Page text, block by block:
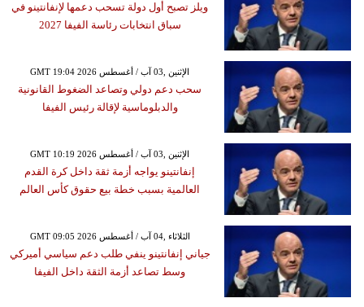
ويلز تصبح أول دولة تسحب دعمها لإنفانتينو في
سباق انتخابات رئاسة الفيفا 2027
GMT 19:04 2026 الإثنين ,03 آب / أغسطس
سحب دعم دولي وتصاعد الضغوط القانونية
والدبلوماسية لإقالة رئيس الفيفا
GMT 10:19 2026 الإثنين ,03 آب / أغسطس
إنفانتينو يواجه أزمة ثقة داخل كرة القدم
العالمية بسبب خطة بيع حقوق كأس العالم
GMT 09:05 2026 الثلاثاء ,04 آب / أغسطس
جياني إنفانتينو ينفي طلب دعم سياسي أميركي
وسط تصاعد أزمة الثقة داخل الفيفا